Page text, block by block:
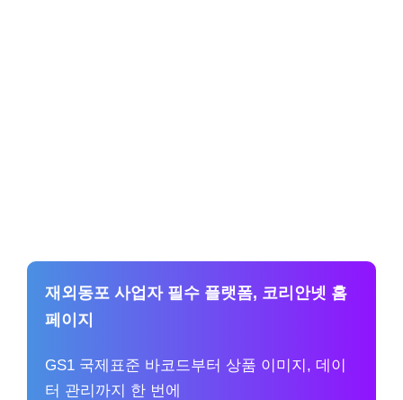
재외동포 사업자 필수 플랫폼, 코리안넷 홈
페이지
GS1 국제표준 바코드부터 상품 이미지, 데이
터 관리까지 한 번에